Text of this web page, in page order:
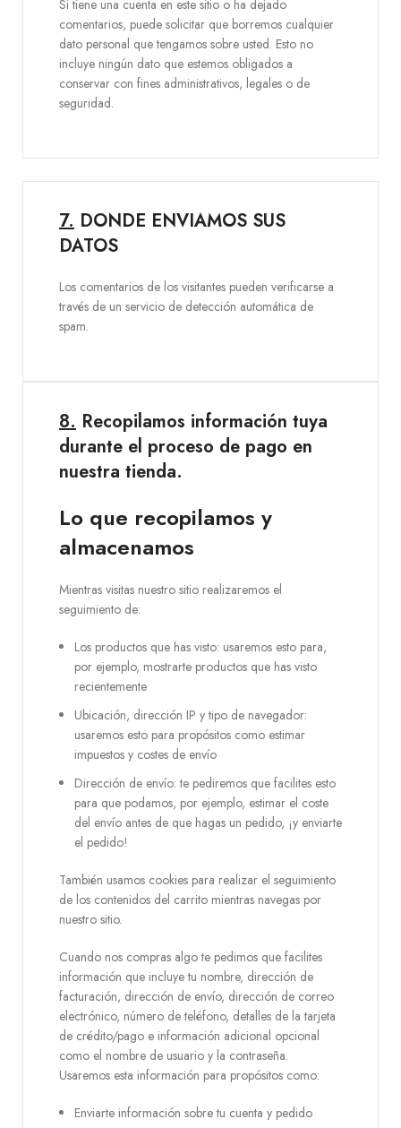
Si tiene una cuenta en este sitio o ha dejado
comentarios, puede solicitar que borremos cualquier
dato personal que tengamos sobre usted. Esto no
incluye ningún dato que estemos obligados a
conservar con fines administrativos, legales o de
seguridad.
7. DONDE ENVIAMOS SUS
DATOS
Los comentarios de los visitantes pueden verificarse a
través de un servicio de detección automática de
spam.
8. Recopilamos información tuya
durante el proceso de pago en
nuestra tienda.
Lo que recopilamos y
almacenamos
Mientras visitas nuestro sitio realizaremos el
seguimiento de:
Los productos que has visto: usaremos esto para,
por ejemplo, mostrarte productos que has visto
recientemente
Ubicación, dirección IP y tipo de navegador:
usaremos esto para propósitos como estimar
impuestos y costes de envío
Dirección de envío: te pediremos que facilites esto
para que podamos, por ejemplo, estimar el coste
del envío antes de que hagas un pedido, ¡y enviarte
el pedido!
También usamos cookies para realizar el seguimiento
de los contenidos del carrito mientras navegas por
nuestro sitio.
Cuando nos compras algo te pedimos que facilites
información que incluye tu nombre, dirección de
facturación, dirección de envío, dirección de correo
electrónico, número de teléfono, detalles de la tarjeta
de crédito/pago e información adicional opcional
como el nombre de usuario y la contraseña.
Usaremos esta información para propósitos como:
Enviarte información sobre tu cuenta y pedido